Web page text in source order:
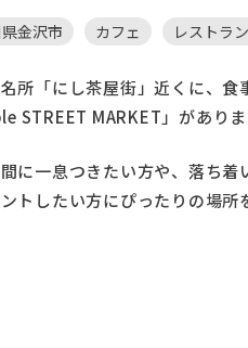
金沢市 カフェ レストラン
所「にし茶屋街」近くに、
STREET MARKET」がありま
に一息つきたい方や、落ち
トしたい方にぴったりの場所